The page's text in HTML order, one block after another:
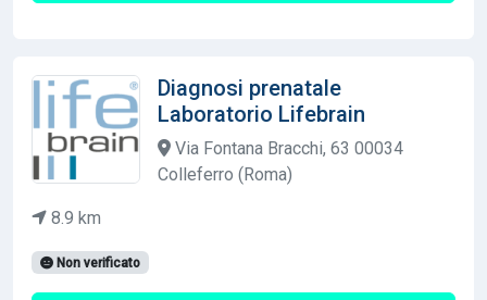
Diagnosi prenatale
Laboratorio Lifebrain
Via Fontana Bracchi, 63 00034
Colleferro (Roma)
8.9 km
Non verificato